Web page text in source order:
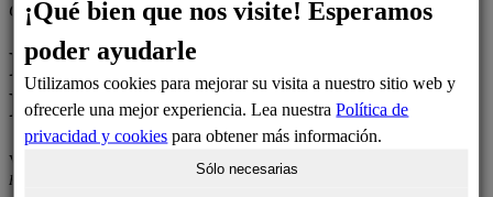
G0412 Z1002 Z2022
Frigorífico SAMSUNG
RT34MBSW1
Variantes del frigoríficos:
RT34MBSW1/BWT, RT34MBSW1/XES,
RT34MBSW1/EUR
¡Qué bien que nos visite! Esperamos
poder ayudarle
Utilizamos cookies para mejorar su visita a nuestro sitio web y
ofrecerle una mejor experiencia. Lea nuestraPolítica de
privacidad y cookies para obtener más información.
Sólo necesarias